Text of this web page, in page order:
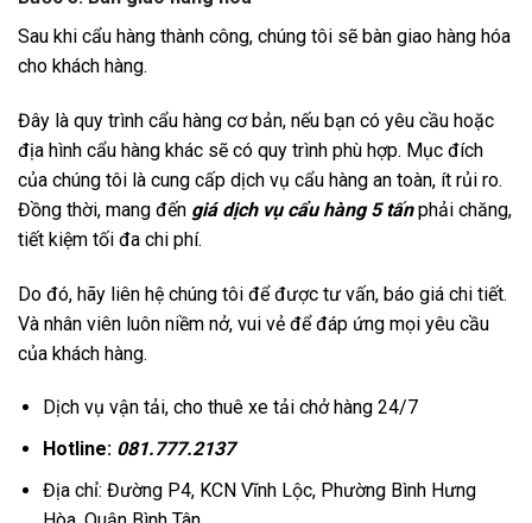
Sau khi cẩu hàng thành công, chúng tôi sẽ bàn giao hàng hóa
cho khách hàng.
Đây là quy trình cẩu hàng cơ bản, nếu bạn có yêu cầu hoặc
địa hình cẩu hàng khác sẽ có quy trình phù hợp. Mục đích
của chúng tôi là cung cấp dịch vụ cẩu hàng an toàn, ít rủi ro.
Đồng thời, mang đến giá dịch vụ cẩu hàng 5 tấnphải chăng,
tiết kiệm tối đa chi phí.
Do đó, hãy liên hệ chúng tôi để được tư vấn, báo giá chi tiết.
Và nhân viên luôn niềm nở, vui vẻ để đáp ứng mọi yêu cầu
của khách hàng.
Dịch vụ vận tải, cho thuê xe tải chở hàng 24/7
Hotline: 081.777.2137
Địa chỉ: Đường P4, KCN Vĩnh Lộc, Phường Bình Hưng